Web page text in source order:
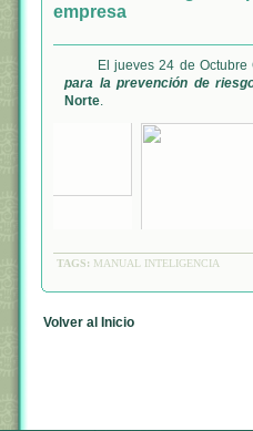
empresa
El jueves 24 de
para la prevención de
Norte.
TAGS: MANUAL INTELIGENCIA
Volver al Inicio